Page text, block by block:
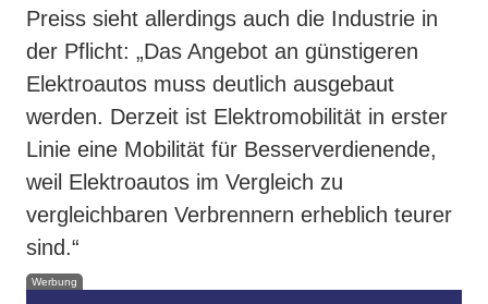
Preiss sieht allerdings auch die Industrie in
der Pflicht: „Das Angebot an günstigeren
Elektroautos muss deutlich ausgebaut
werden. Derzeit ist Elektromobilität in erster
Linie eine Mobilität für Besserverdienende,
weil Elektroautos im Vergleich zu
vergleichbaren Verbrennern erheblich teurer
sind.“
Werbung